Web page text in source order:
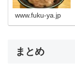
www.fuku-ya.jp
まとめ